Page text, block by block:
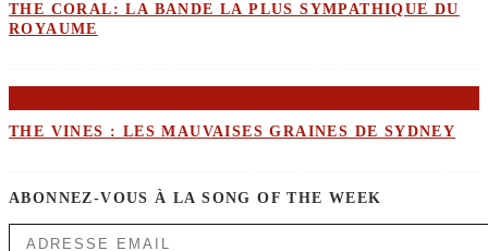
THE CORAL: LA BANDE LA PLUS SYMPATHIQUE DU
ROYAUME
THE VINES : LES MAUVAISES GRAINES DE SYDNEY
ABONNEZ-VOUS À LA SONG OF THE WEEK